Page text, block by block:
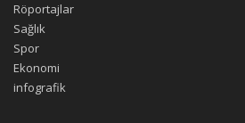
Röportajlar
Sağlık
Spor
Ekonomi
infografik